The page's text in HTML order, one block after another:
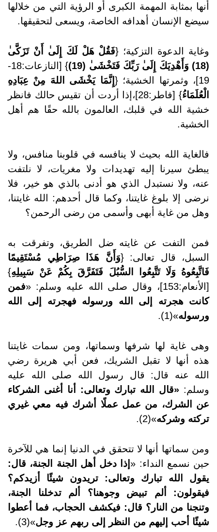
أنها بمثابة المهمة الكبرى أو الرؤية التي من خلالها
سيضع الإنسان أهدافه الخاصة، ويسعى لتحقيقها.
وغاية الدعوة التزكية؛ {فَقُلْ هَلْ لَكَ إِلَى أَنْ تَزَكَّى
(18) وَأَهْدِيَكَ إِلَى
رَبِّكَ فَتَخْشَى (19)
} [النازعات:18-
19]، وثمرتها الخشية؛ { إِنَّمَا يَخْشَى اللهَ مِنْ عِبَادِهِ
الْعُلَمَاءُ} [فاطر:28]،
إذا أردت أن تقيس حالك فانظر
خشية الله في قلبك، العالمون بالله حقًا هم أهل
الخشية.
فالغاية الله بحيث لا ينافسه في قلوبنا منافس، ولا
يبطئ سيرنا إليه تهديدات ولا مغريات، لا نلتفت
عنه، ولا نستبدل الذي هو أدنى بالذي هو خير، فلا
نرضى إلا بلوغ غايتنا، وكما قال أحدهم: الله غايتنا،
وهل من غاية أبهى وأسمى من رضى الرحمن؟
فمن التفت عن غايته ضل الطريق، وتفرقت به
السبل، قال تعالى: {وَأَنَّ هَذَا صِرَاطِي مُسْتَقِيمًا
فَاتَّبِعُوهُ وَلَا تَتَّبِعُوا السُّبُلَ فَتَفَرَّقَ بِكُمْ عَنْ سَبِيلِهِ}
[الأنعام:153]، وقال صلى الله عليه وسلم: «
فمن
كانت هجرته إلى الله ورسوله فهجرته إلى الله
ورسوله»(1).
وهى غاية لها شرفها وسماتها، ومن سمات غايتنا
هذه أنها لا تقبل الشريك، فعن أبي هريرة رضي
الله عنه قال: قال رسول الله صلى الله عليه
وسلم: «قال الله تبارك وتعالى: أنا أغنى الشركاء
عن الشرك، من عمل عملًا أشرك فيه معي غيري
تركته وشركه»(2)
.
ومن سماتها أنها لا تتحقق في الدنيا إنما هي للآخرة
حين نسمع النداء: « إذا دخل أهل الجنة الجنة، قال:
يقول الله تبارك وتعالى: تريدون شيئًا أزيدكم؟
فيقولون: ألم تبيض وجوهنا؟ ألم تدخلنا الجنة،
وتنجنا من النار؟ قال: فيكشف الحجاب، فما أعطوا
شيئًا أحب إليهم من النظر إلى ربهم عز وجل»(3)
.